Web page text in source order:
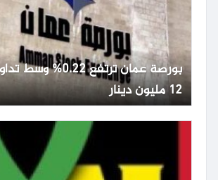
بورصة عمان ترتفع
12 مليون دينار